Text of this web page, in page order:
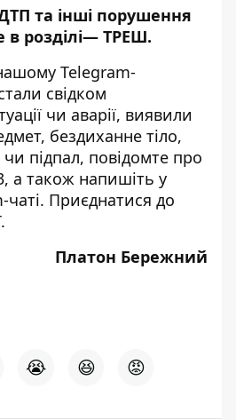
та інші порушення
в розділі— ТРЕШ.
Telegram-
свідком
чи аварії, виявили
бездиханне тіло,
підпал, повідомте про
а також напишіть у
Приєднатися до
.
Платон Бережний
😭 😆 😡